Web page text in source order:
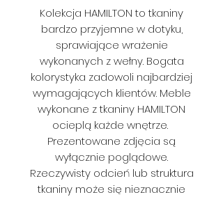
Kolekcja HAMILTON to tkaniny
bardzo przyjemne w dotyku,
sprawiające wrażenie
wykonanych z wełny. Bogata
kolorystyka zadowoli najbardziej
wymagających klientów. Meble
wykonane z tkaniny HAMILTON
ocieplą każde wnętrze.
Prezentowane zdjęcia są
wyłącznie poglądowe.
Rzeczywisty odcień lub struktura
tkaniny może się nieznacznie